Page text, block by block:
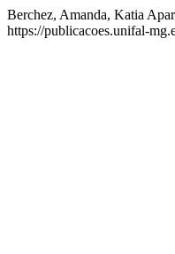
Berchez, Amanda, Katia
https://publicacoes.unifal-